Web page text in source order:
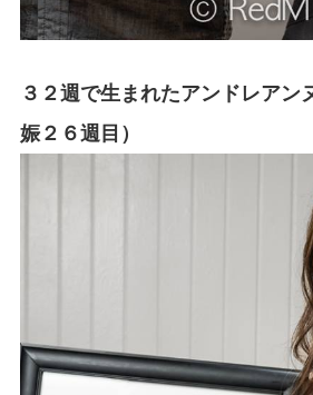
３２週で生まれたアンドレア
娠２６週目）